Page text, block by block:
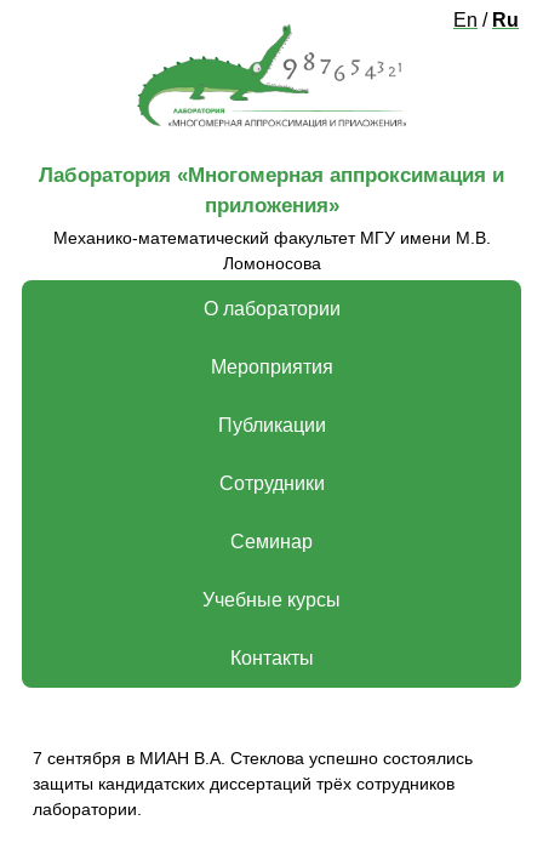
En / Ru
Лаборатория «‎Многомерная аппроксимация и
приложения»‎
Механико-математический факультет МГУ имени М.В.
Ломоносова
О лаборатории
Мероприятия
Публикации
Сотрудники
Семинар
Учебные курсы
Контакты
7 сентября в МИАН В.А. Стеклова успешно состоялись
защиты кандидатских диссертаций трёх сотрудников
лаборатории.